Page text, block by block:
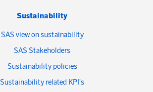
Sustainability
SAS view on sustainability
SAS Stakeholders
Sustainability policies
Sustainability related KPI's